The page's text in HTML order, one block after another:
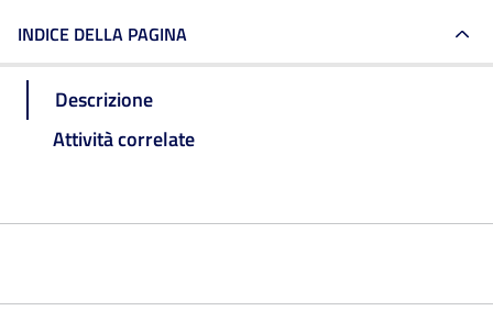
INDICE DELLA PAGINA
Descrizione
Attività correlate